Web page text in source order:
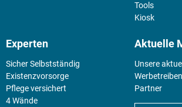
Tools
Kiosk
Experten
Sicher Selbstständig
Existenz­vorsorge
Pflege versichert
4 Wände
Aktuelle
Unsere
Partner